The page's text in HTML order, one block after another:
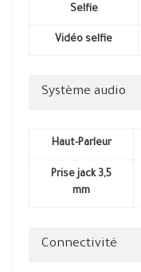
Selfie
Vidéo selfie
Système audio
Haut-Parleur
Prise jack 3,5
mm
Connectivité